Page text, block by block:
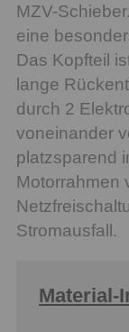
MZV-
eine
Das Kopfteil
lange
durch 2
voneinander
platzsparend
Motorrahmen
Stromausfall.
Material-